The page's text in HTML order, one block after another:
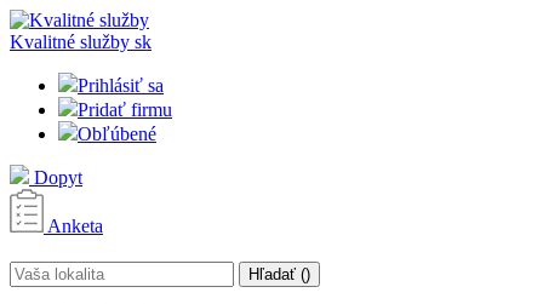
Kvalitné služby sk
Prihlásiť sa
Pridať firmu
Obľúbené
Dopyt
Anketa
Hľadať ()